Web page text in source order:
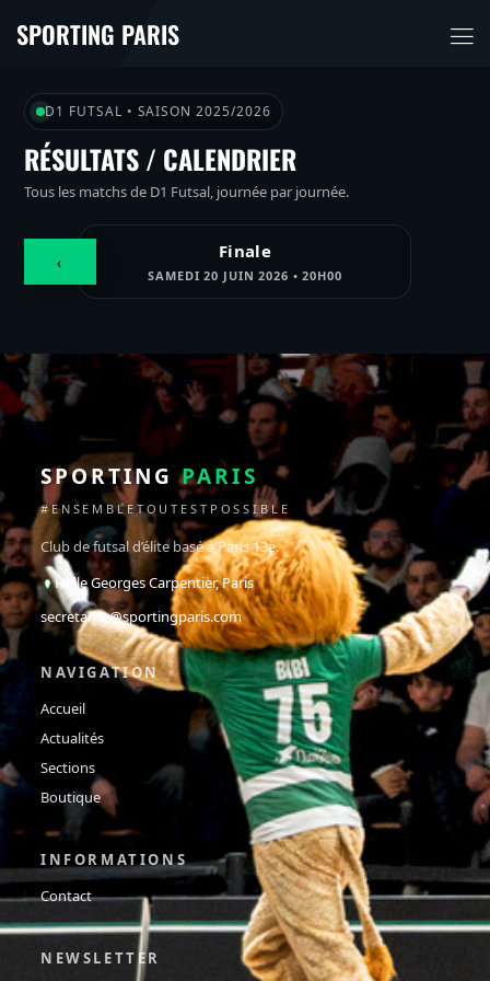
SPORTING PARIS
D1 FUTSAL • SAISON 2025/2026
RÉSULTATS / CALENDRIER
Tous les matchs de D1 Futsal, journée par journée.
‹ Finale
SAMEDI 20 JUIN 2026 • 20H00
SPORTINGPARIS
#ENSEMBLETOUTESTPOSSIBLE
Club de futsal d’élite basé à Paris 13e.
Halle Georges Carpentier, Paris
secretariat@sportingparis.com
NAVIGATION
Accueil
Actualités
Sections
Boutique
INFORMATIONS
Contact
NEWSLETTER